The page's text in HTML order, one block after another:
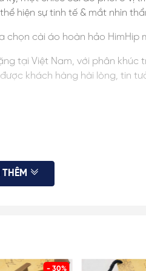
hiện sự tinh tế & mắt nhìn
cài áo hoàn hảo HimHip
tại Việt Nam, với phân
khách hàng hài lòng, tin
đến việc sử dụng. KH tham
- 30%